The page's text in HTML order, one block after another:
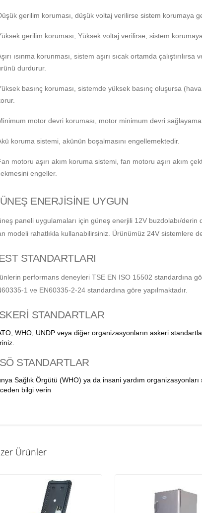
gerilim koruması, düşük voltaj verilirse sistem korumaya
gerilim koruması, Yüksek voltaj verilirse, sistem
ısınma korunması, sistem aşırı sıcak ortamda
durdurur.
basınç koruması, sistemde yüksek basınç oluşursa (hava
motor devri koruması, motor minimum devri
koruma sistemi, akünün boşalmasını engellemektedir.
motoru aşırı akım koruma sistemi, fan motoru aşırı akım
engeller.
ENERJİSİNE UYGUN
paneli uygulamaları için güneş enerjili 12V buzdolabı/
modeli rahatlıkla kullanabilirsiniz. Ürünümüz 24V sistemlere
STANDARTLARI
performans deneyleri TSE EN ISO 15502 standardına
1 ve EN60335-2-24 standardına göre yapılmaktadır.
STANDARTLAR
WHO, UNDP veya diğer organizasyonların askeri
STANDARTLAR
Sağlık Örgütü (WHO) ya da insani yardım
bilgi verin
Ürünler